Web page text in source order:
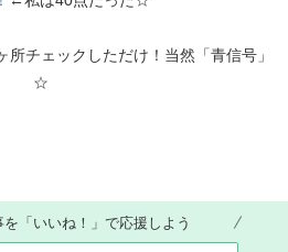
所チェックしただけ！当然「青信号」
☆
「いいね！」で応援しよう